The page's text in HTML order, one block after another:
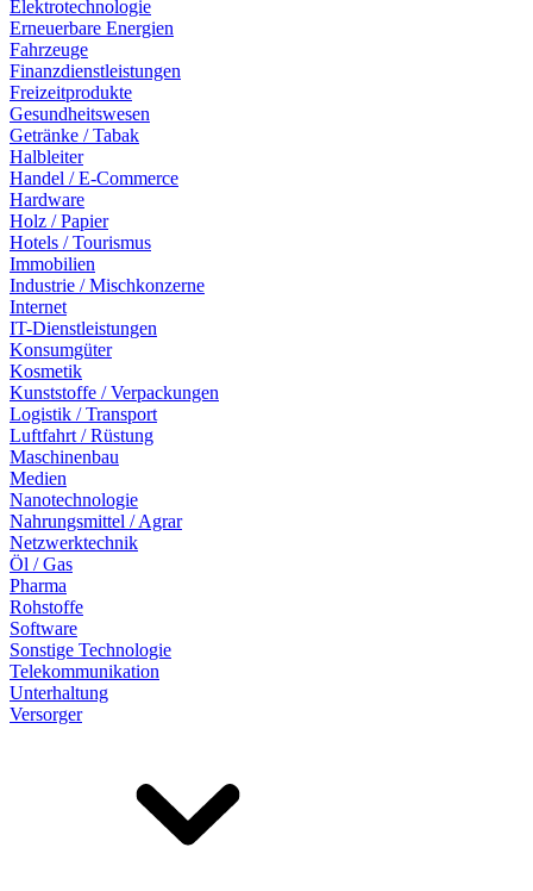
Elektrotechnologie
Erneuerbare Energien
Fahrzeuge
Finanzdienstleistungen
Freizeitprodukte
Gesundheitswesen
Getränke / Tabak
Halbleiter
Handel / E-Commerce
Hardware
Holz / Papier
Hotels / Tourismus
Immobilien
Industrie / Mischkonzerne
Internet
IT-Dienstleistungen
Konsumgüter
Kosmetik
Kunststoffe / Verpackungen
Logistik / Transport
Luftfahrt / Rüstung
Maschinenbau
Medien
Nanotechnologie
Nahrungsmittel / Agrar
Netzwerktechnik
Öl / Gas
Pharma
Rohstoffe
Software
Sonstige Technologie
Telekommunikation
Unterhaltung
Versorger